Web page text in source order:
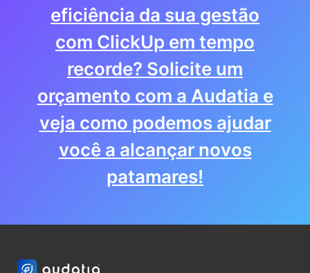
eficiência da sua gestão
com ClickUp em tempo
recorde? Solicite um
orçamento com a Audatia e
veja como podemos ajudar
você a alcançar novos
patamares!